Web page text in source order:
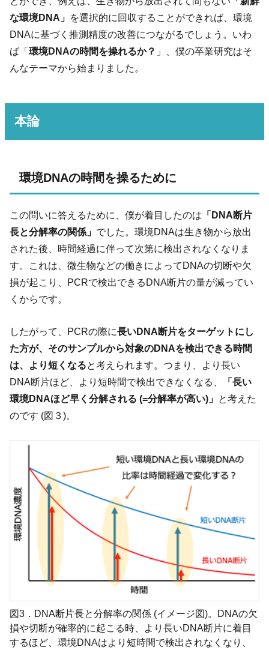
な環境DNA」 を選択的に回収することができれば、環境
DNAに基づく推測精度の改善につながるでしょう。いわ
ば「環境DNAの時間を操れるか？ 」、僕の卒業研究はそ
んなテーマから始まりました。
本論
環境DNAの時間を操るために
この問いに答えるために、僕が着目したのは 「DNA断片
長と分解率の関係」 でした。環境DNAは生き物から放出
された後、時間経過に伴って次第に検出されなくなりま
す。これは、微生物などの働きによってDNAの切断や欠
損が起こり、PCRで検出できるDNA断片の量が減ってい
くからです。
したがって、PCRの際に長いDNA断片をターゲットにし
た方が、そのサンプルから対象のDNAを検出できる時間
は、より短くなると考えられます。つまり、より長い
DNA断片ほど、より短時間で検出できなくなる、
「長い
環境DNAほど早く分解される (=分解率が高い)」 と考えた
のです (図３)。
図3．DNA断片長と分解率の関係 (イメージ図)。DNAの欠
損や切断が確率的に起こる時、より長いDNA断片に着目
するほど、環境DNAはより短時間で検出されなくなり、